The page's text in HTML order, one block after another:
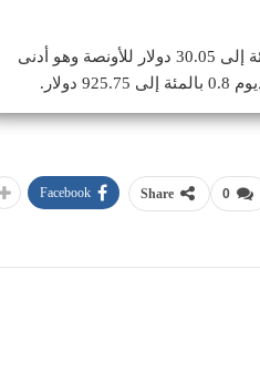
وبالنسبة للمعادن النفيسة الأخرى، تراجعت الفضة في المعاملات الفورية 0.9 بالمئة إلى 30.05 دولار للأونصة وهو أدنى
0
Share
Facebook